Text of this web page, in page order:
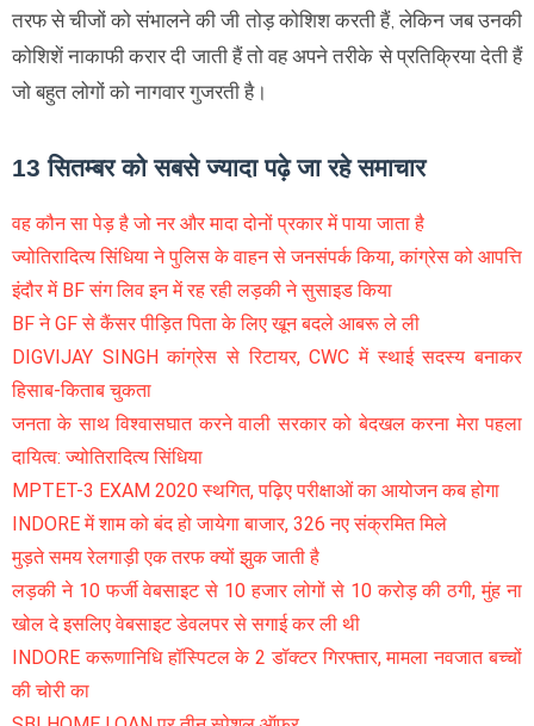
तरफ से चीजों को संभालने की जी तोड़ कोशिश करती हैं, लेकिन जब उनकी
कोशिशें नाकाफी करार दी जाती हैं तो वह अपने तरीके से प्रतिक्रिया देती हैं
जो बहुत लोगों को नागवार गुजरती है।
13 सितम्बर को सबसे ज्यादा पढ़े जा रहे समाचार
वह कौन सा पेड़ है जो नर और मादा दोनों प्रकार में पाया जाता है
ज्योतिरादित्य सिंधिया ने पुलिस के वाहन से जनसंपर्क किया, कांग्रेस को आपत्ति
इंदौर में BF संग लिव इन में रह रही लड़की ने सुसाइड किया
BF ने GF से कैंसर पीड़ित पिता के लिए खून बदले आबरू ले ली
DIGVIJAY SINGH कांग्रेस से रिटायर, CWC में स्थाई सदस्य बनाकर
हिसाब-किताब चुकता
जनता के साथ विश्वासघात करने वाली सरकार को बेदखल करना मेरा पहला
दायित्व: ज्योतिरादित्य सिंधिया
MPTET-3 EXAM 2020 स्थगित, पढ़िए परीक्षाओं का आयोजन कब होगा
INDORE में शाम को बंद हो जायेगा बाजार, 326 नए संक्रमित मिले
मुड़ते समय रेलगाड़ी एक तरफ क्यों झुक जाती है
लड़की ने 10 फर्जी वेबसाइट से 10 हजार लोगों से 10 करोड़ की ठगी, मुंह ना
खोल दे इसलिए वेबसाइट डेवलपर से सगाई कर ली थी
INDORE करूणानिधि हॉस्पिटल के 2 डॉक्टर गिरफ्तार, मामला नवजात बच्चों
की चोरी का